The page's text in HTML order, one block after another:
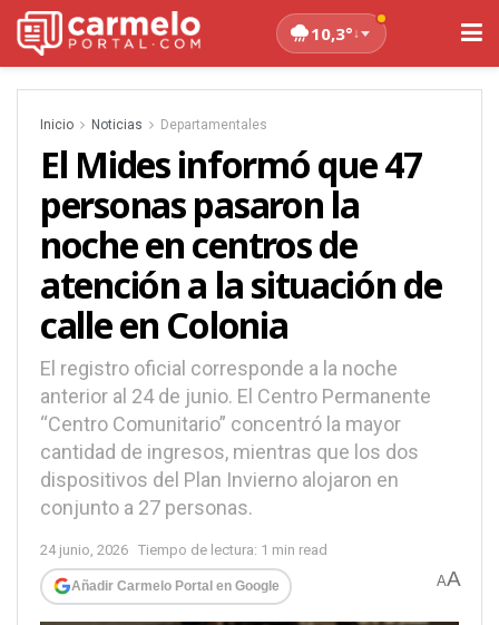
10,3°↓
Inicio Noticias Departamentales
El Mides informó que 47
personas pasaron la
noche en centros de
atención a la situación de
calle en Colonia
El registro oficial corresponde a la noche
anterior al 24 de junio. El Centro Permanente
“Centro Comunitario” concentró la mayor
cantidad de ingresos, mientras que los dos
dispositivos del Plan Invierno alojaron en
conjunto a 27 personas.
24 junio, 2026 Tiempo de lectura: 1 min read
Añadir Carmelo Portal en Google AA